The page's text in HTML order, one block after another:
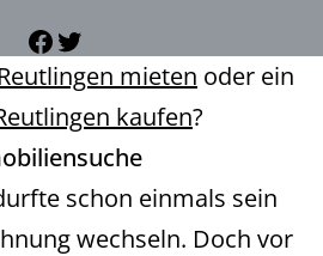
Facebook
Twitter
mieten oder ein
kaufen?
schon einmals sein
wechseln. Doch vor